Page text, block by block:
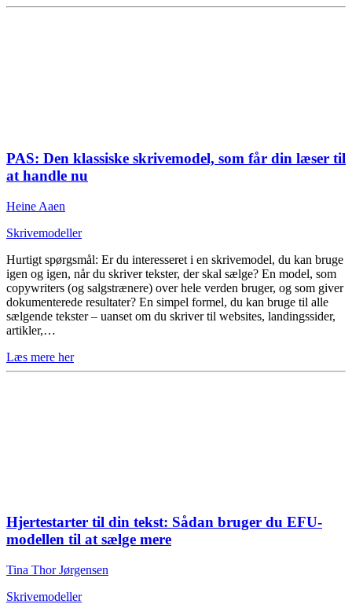
PAS: Den klassiske skrivemodel, som får din læser til
at handle nu
Heine Aaen
Skrivemodeller
Hurtigt spørgsmål: Er du interesseret i en skrivemodel, du kan bruge
igen og igen, når du skriver tekster, der skal sælge? En model, som
copywriters (og salgstrænere) over hele verden bruger, og som giver
dokumenterede resultater? En simpel formel, du kan bruge til alle
sælgende tekster – uanset om du skriver til websites, landingssider,
artikler,…
Læs mere her
Hjertestarter til din tekst: Sådan bruger du EFU-
modellen til at sælge mere
Tina Thor Jørgensen
Skrivemodeller